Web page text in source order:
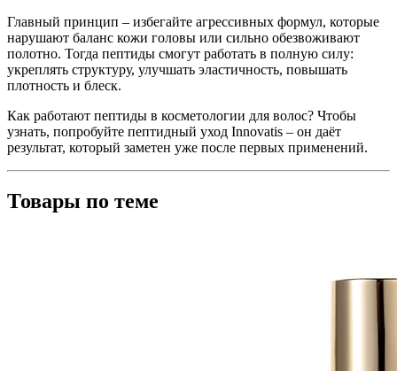
Главный принцип – избегайте агрессивных формул, которые
нарушают баланс кожи головы или сильно обезвоживают
полотно. Тогда пептиды смогут работать в полную силу:
укреплять структуру, улучшать эластичность, повышать
плотность и блеск.
Как работают пептиды в косметологии для волос? Чтобы
узнать, попробуйте пептидный уход Innovatis – он даёт
результат, который заметен уже после первых применений.
Товары по теме